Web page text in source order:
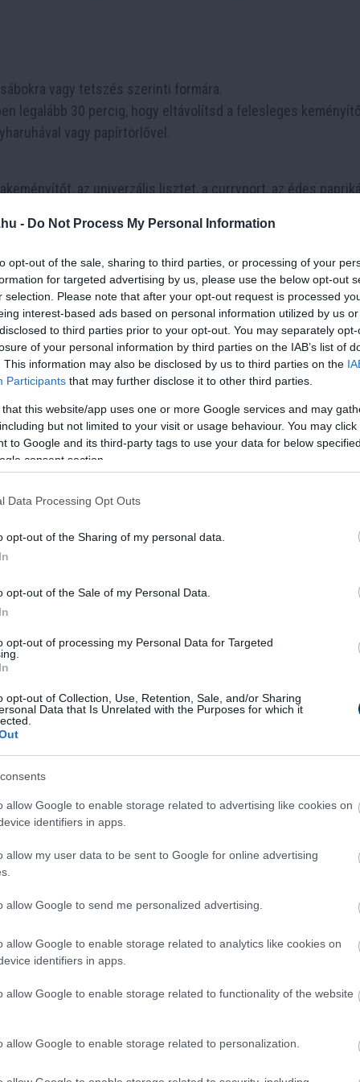
- Do Not Process My Personal Information
opt-out of the sale, sharing to third parties, or processing of your
for targeted advertising by us, please use the below opt-out
selection. Please note that after your opt-out request is processed
interest-based ads based on personal information utilized by us
to third parties prior to your opt-out. You may separately
of your personal information by third parties on the IAB’s list of
This information may also be disclosed by us to third parties on the
Participants that may further disclose it to other third parties.
that this website/app uses one or more Google services and may
but not limited to your visit or usage behaviour. You may
to Google and its third-party tags to use your data for below
consent section.
Data Processing Opt Outs
opt-out of the Sharing of my personal data.
opt-out of the Sale of my Personal Data.
opt-out of processing my Personal Data for Targeted
opt-out of Collection, Use, Retention, Sale, and/or Sharing
Data that Is Unrelated with the Purposes for which it
allow Google to enable storage related to advertising like cookies on
identifiers in apps.
allow my user data to be sent to Google for online advertising
allow Google to send me personalized advertising.
allow Google to enable storage related to analytics like cookies on
identifiers in apps.
allow Google to enable storage related to functionality of the website
allow Google to enable storage related to personalization.
vagy tetszés szerinti formára.
legalább 30 percig, hogy eltávolítsd a felesleges
vagy papírtörlővel.
az univerzális lisztet, a curryport, az édes
száraz hozzávalókhoz, hogy sűrű, de sima tésztát kapj. Ha
majd jól forgasd át, hogy minden darab egyenletesen
meg vékonyan az olajjal.
egyenletesen elosztva, ügyelve arra, hogy ne
és ropogósra sülnek, félidőben forgatva őket.
tálban, esetleg friss petrezselyemmel megszórva.
aioli, édes-chili szósz, vagy akár fokhagymás joghurt.